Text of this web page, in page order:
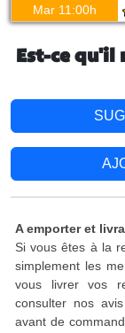
Mar 11:00h
Est-ce qu'il
A emporter et
Si vous êtes à la
simplement les
vous livrer vos
consulter nos
avant de